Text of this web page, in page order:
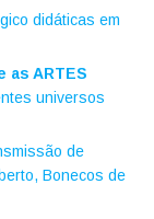
didáticas em
as ARTES
universos
de
Bonecos de